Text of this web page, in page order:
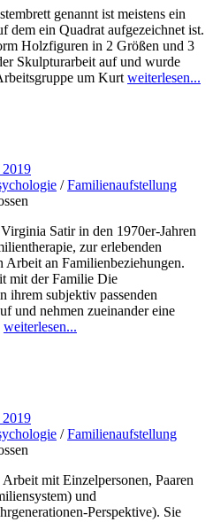
genannt ist meistens ein
dem ein Quadrat aufgezeichnet ist.
Holzfiguren in 2 Größen und 3
Skulpturarbeit auf und wurde
um Kurt weiterlesen...
2019
/Familienaufstellung
Satir in den 1970er-Jahren
zur erlebenden
Arbeit an Familienbeziehungen.
mit der Familie Die
ihrem subjektiv passenden
und nehmen zueinander eine
weiterlesen...
2019
/Familienaufstellung
mit Einzelpersonen, Paaren
und
Perspektive). Sie